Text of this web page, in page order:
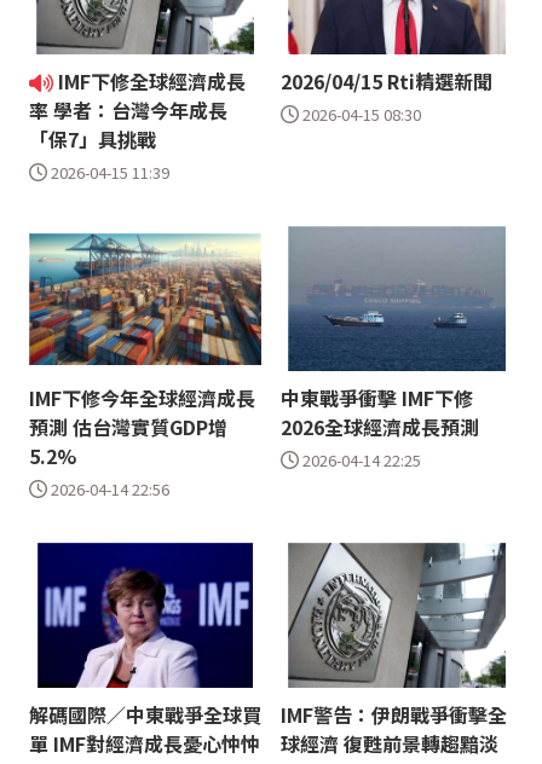
IMF下修全球經濟成長
率 學者：台灣今年成長
「保7」具挑戰
2026-04-15 11:39
2026/04/15 Rti精選新聞
2026-04-15 08:30
IMF下修今年全球經濟成長
預測 估台灣實質GDP增
5.2%
2026-04-14 22:56
中東戰爭衝擊 IMF下修
2026全球經濟成長預測
2026-04-14 22:25
解碼國際／中東戰爭全球買
單 IMF對經濟成長憂心忡忡
IMF警告：伊朗戰爭衝擊全
球經濟 復甦前景轉趨黯淡